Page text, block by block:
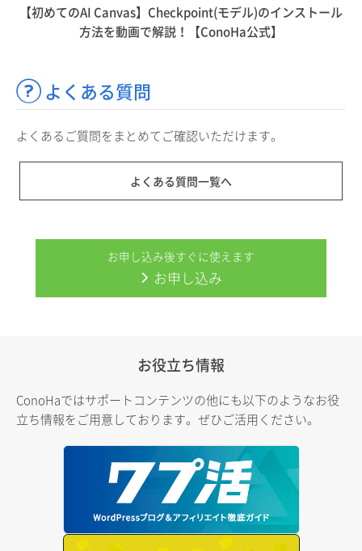
【初めてのAI Canvas】Checkpoint(モデル)のインストール
方法を動画で解説！【ConoHa公式】
よくある質問
よくあるご質問をまとめてご確認いただけます。
よくある質問一覧へ
お申し込み後すぐに使えます
お申し込み
お役立ち情報
ConoHaではサポートコンテンツの他にも以下のようなお役
立ち情報をご用意しております。ぜひご活用ください。